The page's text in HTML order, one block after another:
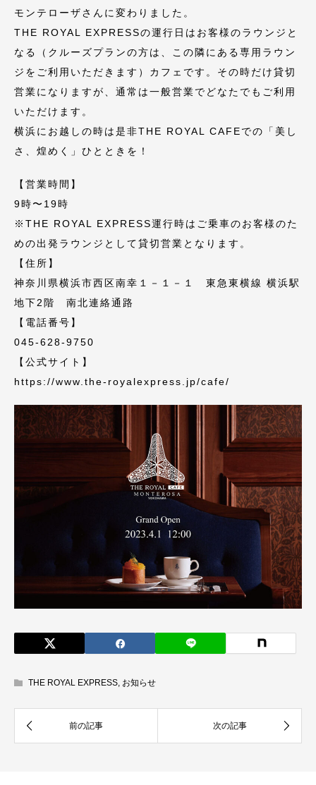
モンテローザさんに変わりました。
THE ROYAL EXPRESSの運行日はお客様のラウンジと
なる（クルーズプランの方は、この隣にある専用ラウン
ジをご利用いただきます）カフェです。その時だけ貸切
営業になりますが、通常は一般営業でどなたでもご利用
いただけます。
横浜にお越しの時は是非THE ROYAL CAFEでの「美し
さ、煌めく」ひとときを！
【営業時間】
9時〜19時
※THE ROYAL EXPRESS運行時はご乗車のお客様のた
めの出発ラウンジとして貸切営業となります。
【住所】
神奈川県横浜市西区南幸１－１－１ 東急東横線 横浜駅
地下2階 南北連絡通路
​【電話番号】
045-628-9750
【公式サイト】
https://www.the-royalexpress.jp/cafe/
THE ROYAL EXPRESS お知らせ